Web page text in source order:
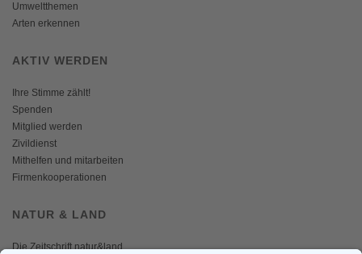
Umweltthemen
Arten erkennen
AKTIV WERDEN
Ihre Stimme zählt!
Spenden
Mitglied werden
Zivildienst
Mithelfen und mitarbeiten
Firmenkooperationen
NATUR & LAND
Die Zeitschrift natur&land